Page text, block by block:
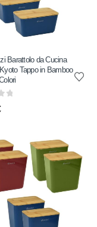
Barattolo da Cucina
Tappo in Bamboo